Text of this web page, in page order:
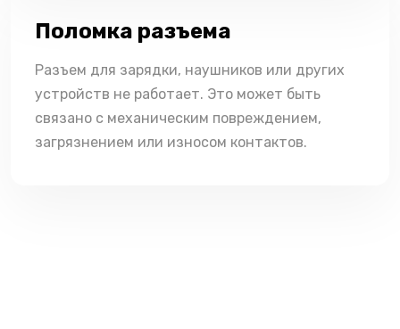
Поломка разъема
Разъем для зарядки, наушников или других
устройств не работает. Это может быть
связано с механическим повреждением,
загрязнением или износом контактов.